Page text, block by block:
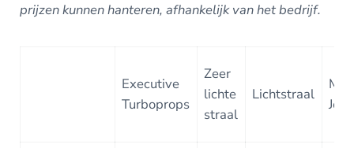
prijzen kunnen hanteren, afhankelijk van het bedrijf.
Executive
Turboprops
Zeer
lichte
straal
Lichtstraal
Jet